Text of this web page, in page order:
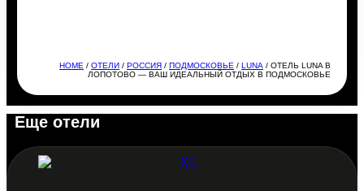
HOME /ОТЕЛИ /РОССИЯ /ПОДМОСКОВЬЕ /LUNA / ОТЕЛЬ LUNA В
ЛОПОТОВО — ВАШ ИДЕАЛЬНЫЙ ОТДЫХ В ПОДМОСКОВЬЕ
Еще отели